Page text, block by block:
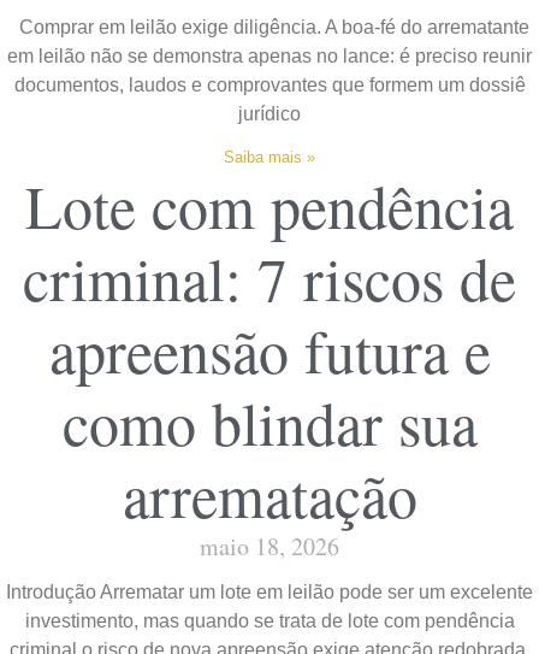
Comprar em leilão exige diligência. A boa-fé do arrematante
em leilão não se demonstra apenas no lance: é preciso reunir
documentos, laudos e comprovantes que formem um dossiê
jurídico
Saiba mais »
Lote com pendência
criminal: 7 riscos de
apreensão futura e
como blindar sua
arrematação
maio 18, 2026
Introdução Arrematar um lote em leilão pode ser um excelente
investimento, mas quando se trata de lote com pendência